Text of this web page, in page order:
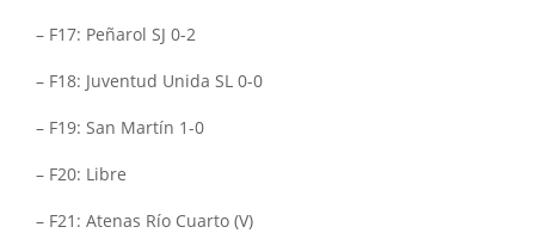
– F17: Peñarol SJ 0-2
– F18: Juventud Unida SL 0-0
– F19: San Martín 1-0
– F20: Libre
– F21: Atenas Río Cuarto (V)